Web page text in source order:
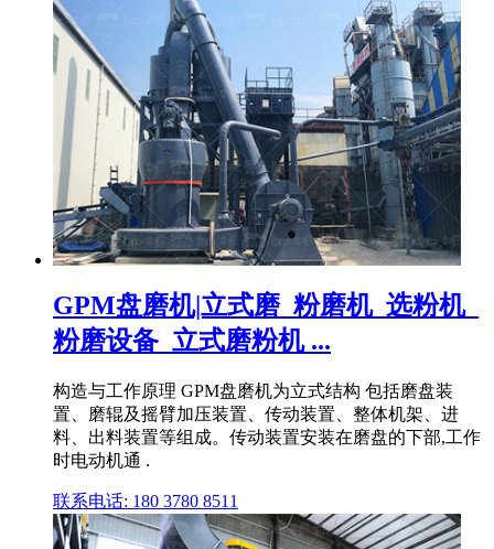
GPM盘磨机|立式磨_粉磨机_选粉机_
粉磨设备_立式磨粉机 ...
构造与工作原理 GPM盘磨机为立式结构 包括磨盘装
置、磨辊及摇臂加压装置、传动装置、整体机架、进
料、出料装置等组成。传动装置安装在磨盘的下部,工作
时电动机通 .
联系电话: 180 3780 8511